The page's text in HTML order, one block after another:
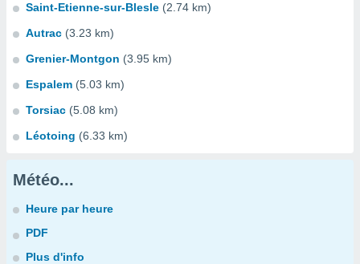
Saint-Etienne-sur-Blesle (2.74 km)
Autrac (3.23 km)
Grenier-Montgon (3.95 km)
Espalem (5.03 km)
Torsiac (5.08 km)
Léotoing (6.33 km)
Météo...
Heure par heure
PDF
Plus d'info